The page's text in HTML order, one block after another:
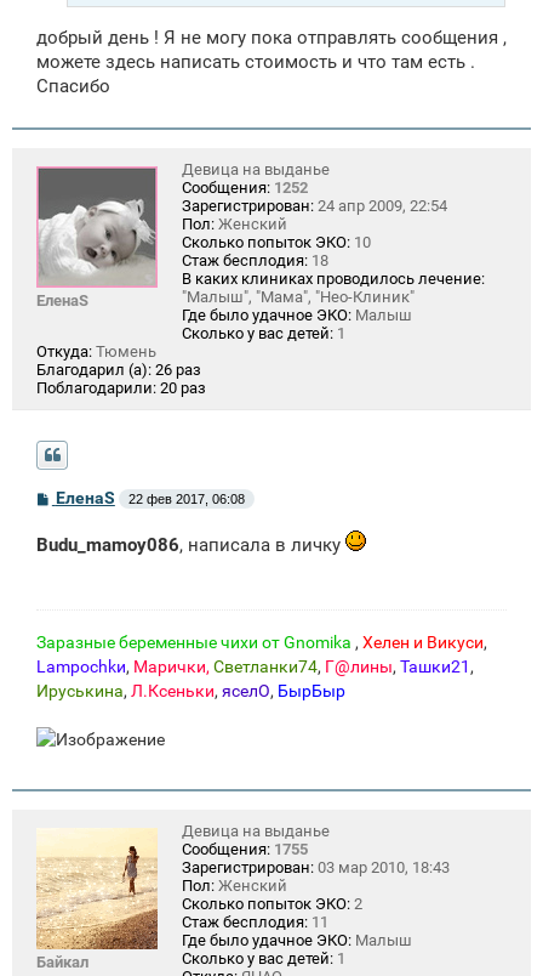
добрый день ! Я не могу пока отправлять сообщения ,
можете здесь написать стоимость и что там есть .
Спасибо
ЕленаS
Девица на выданье
Сообщения: 1252
Зарегистрирован: 24 апр 2009, 22:54
Пол: Женский
Сколько попыток ЭКО: 10
Стаж бесплодия: 18
В каких клиниках проводилось лечение:
"Малыш", "Мама", "Нео-Клиник"
Где было удачное ЭКО: Малыш
Сколько у вас детей: 1
Откуда: Тюмень
Благодарил (а): 26 раз
Поблагодарили: 20 раз
С
о
б
ЕленаS 22 фев 2017, 06:08
Budu_mamoy086, написала в личку
Заразные беременные чихи от Gnomikа , Хелен и Викуси,
Lampochkи, Марички,Светланки74, Г@лины, Ташки21,
Ируськина, Л.Ксеньки, яселО, БырБыр
Байкал
Девица на выданье
Сообщения: 1755
Зарегистрирован: 03 мар 2010, 18:43
Пол: Женский
Сколько попыток ЭКО: 2
Стаж бесплодия: 11
Где было удачное ЭКО: Малыш
Сколько у вас детей: 1